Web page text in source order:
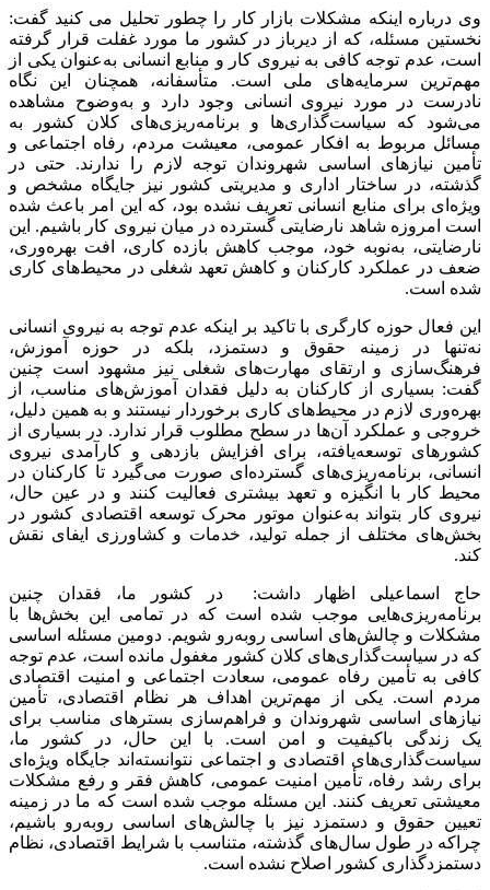
وی درباره اینکه مشکلات بازار کار را چطور تحلیل می کنید گفت:
نخستین مسئله، که از دیرباز در کشور ما مورد غفلت قرار گرفته
است، عدم توجه کافی به نیروی کار و منابع انسانی به‌عنوان یکی از
مهم‌ترین سرمایه‌های ملی است. متأسفانه، همچنان این نگاه
نادرست در مورد نیروی انسانی وجود دارد و به‌وضوح مشاهده
می‌شود که سیاست‌گذاری‌ها و برنامه‌ریزی‌های کلان کشور به
مسائل مربوط به افکار عمومی، معیشت مردم، رفاه اجتماعی و
تأمین نیازهای اساسی شهروندان توجه لازم را ندارند. حتی در
گذشته، در ساختار اداری و مدیریتی کشور نیز جایگاه مشخص و
ویژه‌ای برای منابع انسانی تعریف نشده بود، که این امر باعث شده
است امروزه شاهد نارضایتی گسترده در میان نیروی کار باشیم. این
نارضایتی، به‌نوبه خود، موجب کاهش بازده کاری، افت بهره‌وری،
ضعف در عملکرد کارکنان و کاهش تعهد شغلی در محیط‌های کاری
شده است.
این فعال حوزه کارگری با تاکید بر اینکه عدم توجه به نیروی انسانی
نه‌تنها در زمینه حقوق و دستمزد، بلکه در حوزه آموزش،
فرهنگ‌سازی و ارتقای مهارت‌های شغلی نیز مشهود است چنین
گفت: بسیاری از کارکنان به دلیل فقدان آموزش‌های مناسب، از
بهره‌وری لازم در محیط‌های کاری برخوردار نیستند و به همین دلیل،
خروجی و عملکرد آن‌ها در سطح مطلوب قرار ندارد. در بسیاری از
کشورهای توسعه‌یافته، برای افزایش بازدهی و کارآمدی نیروی
انسانی، برنامه‌ریزی‌های گسترده‌ای صورت می‌گیرد تا کارکنان در
محیط کار با انگیزه و تعهد بیشتری فعالیت کنند و در عین حال،
نیروی کار بتواند به‌عنوان موتور محرک توسعه اقتصادی کشور در
بخش‌های مختلف از جمله تولید، خدمات و کشاورزی ایفای نقش
کند.
حاج اسماعیلی اظهار داشت: در کشور ما، فقدان چنین
برنامه‌ریزی‌هایی موجب شده است که در تمامی این بخش‌ها با
مشکلات و چالش‌های اساسی روبه‌رو شویم. دومین مسئله اساسی
که در سیاست‌گذاری‌های کلان کشور مغفول مانده است، عدم توجه
کافی به تأمین رفاه عمومی، سعادت اجتماعی و امنیت اقتصادی
مردم است. یکی از مهم‌ترین اهداف هر نظام اقتصادی، تأمین
نیازهای اساسی شهروندان و فراهم‌سازی بسترهای مناسب برای
یک زندگی باکیفیت و امن است. با این حال، در کشور ما،
سیاست‌گذاری‌های اقتصادی و اجتماعی نتوانسته‌اند جایگاه ویژه‌ای
برای رشد رفاه، تأمین امنیت عمومی، کاهش فقر و رفع مشکلات
معیشتی تعریف کنند. این مسئله موجب شده است که ما در زمینه
تعیین حقوق و دستمزد نیز با چالش‌های اساسی روبه‌رو باشیم،
چراکه در طول سال‌های گذشته، متناسب با شرایط اقتصادی، نظام
دستمزدگذاری کشور اصلاح نشده است.